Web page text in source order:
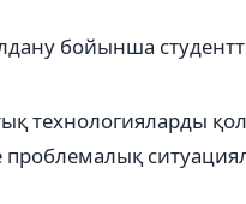
бойынша
технологияларды
проблемалық